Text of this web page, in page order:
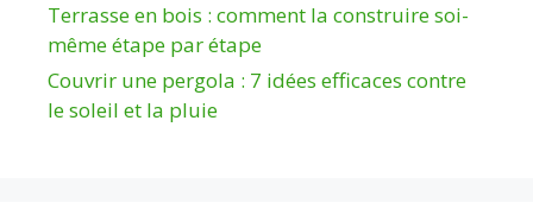
Terrasse en bois : comment la construire soi-
même étape par étape
Couvrir une pergola : 7 idées efficaces contre
le soleil et la pluie